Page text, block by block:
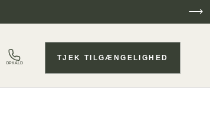
OPKALD
TJEK TILGÆNGELIGHED